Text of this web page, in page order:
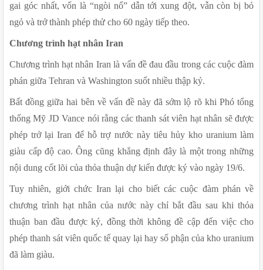
gai góc nhất, vốn là “ngòi nổ” dẫn tới xung đột, vẫn còn bị bỏ
ngỏ và trở thành phép thử cho 60 ngày tiếp theo.
Chương trình hạt nhân Iran
Chương trình hạt nhân Iran là vấn đề đau đầu trong các cuộc đàm
phán giữa Tehran và Washington suốt nhiều thập kỷ.
Bất đồng giữa hai bên về vấn đề này đã sớm lộ rõ khi Phó tổng
thống Mỹ JD Vance nói rằng các thanh sát viên hạt nhân sẽ được
phép trở lại Iran để hỗ trợ nước này tiêu hủy kho uranium làm
giàu cấp độ cao. Ông cũng khẳng định đây là một trong những
nội dung cốt lõi của thỏa thuận dự kiến được ký vào ngày 19/6.
Tuy nhiên, giới chức Iran lại cho biết các cuộc đàm phán về
chương trình hạt nhân của nước này chỉ bắt đầu sau khi thỏa
thuận ban đầu được ký, đồng thời không đề cập đến việc cho
phép thanh sát viên quốc tế quay lại hay số phận của kho uranium
đã làm giàu.